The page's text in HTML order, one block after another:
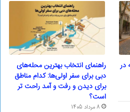
ساعته در
راهنمای انتخاب بهترین محله‌های
دبی برای سفر اولی‌ها: کدام مناطق
برای دیدن و رفت و آمد راحت تر
است؟
8 مرداد 1405